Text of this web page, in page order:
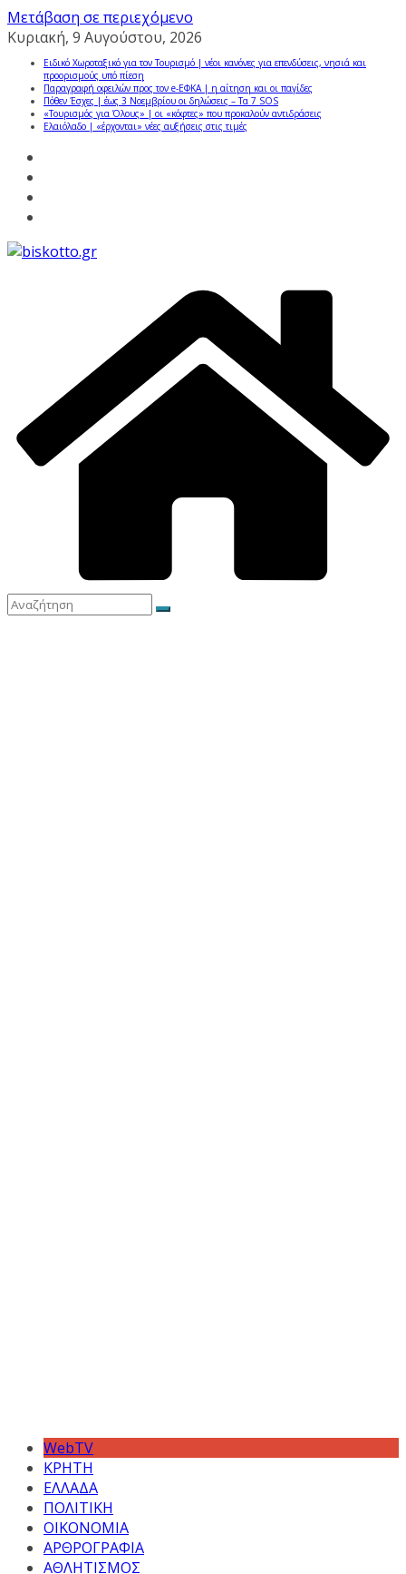
Μετάβαση σε περιεχόμενο
Κυριακή, 9 Αυγούστου, 2026
Ειδικό Χωροταξικό για τον Τουρισμό | νέοι κανόνες για επενδύσεις, νησιά και
προορισμούς υπό πίεση
Παραγραφή οφειλών προς τον e-ΕΦΚΑ | η αίτηση και οι παγίδες
Πόθεν Έσχες | έως 3 Νοεμβρίου οι δηλώσεις – Τα 7 SOS
«Τουρισμός για Όλους» | οι «κόφτες» που προκαλούν αντιδράσεις
Ελαιόλαδο | «έρχονται» νέες αυξήσεις στις τιμές
WebTV
ΚΡΗΤΗ
ΕΛΛΑΔΑ
ΠΟΛΙΤΙΚΗ
ΟΙΚΟΝΟΜΙΑ
ΑΡΘΡΟΓΡΑΦΙΑ
ΑΘΛΗΤΙΣΜΟΣ